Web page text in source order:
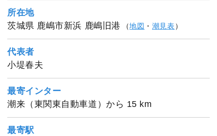
所在地
茨城県 鹿嶋市新浜 鹿嶋旧港
（地図 ・ 潮見表）
代表者
小堤春夫
最寄インター
潮来（東関東自動車道）から 15 km
最寄駅